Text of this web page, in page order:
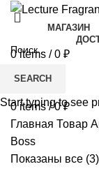
МАГАЗИН
0items / 0 ₽
0items / 0₽
Главная Товар
Boss
Показаны все (3)
SEARCH
Start typing to see